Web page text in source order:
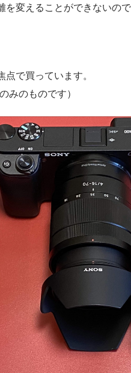
を変えることができないの
で買っています。
みのものです）